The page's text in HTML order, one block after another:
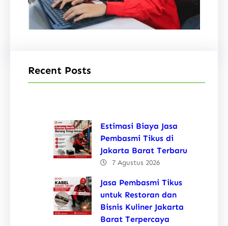
Recent Posts
Estimasi Biaya Jasa
Pembasmi Tikus di
Jakarta Barat Terbaru
7 Agustus 2026
Jasa Pembasmi Tikus
untuk Restoran dan
Bisnis Kuliner Jakarta
Barat Terpercaya